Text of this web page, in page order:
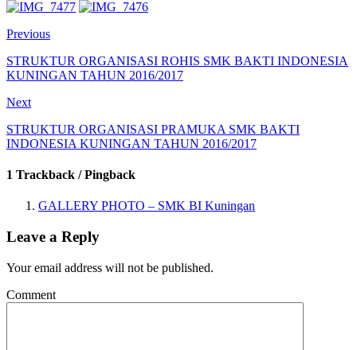
Previous
STRUKTUR ORGANISASI ROHIS SMK BAKTI INDONESIA
KUNINGAN TAHUN 2016/2017
Next
STRUKTUR ORGANISASI PRAMUKA SMK BAKTI
INDONESIA KUNINGAN TAHUN 2016/2017
1 Trackback / Pingback
GALLERY PHOTO – SMK BI Kuningan
Leave a Reply
Your email address will not be published.
Comment